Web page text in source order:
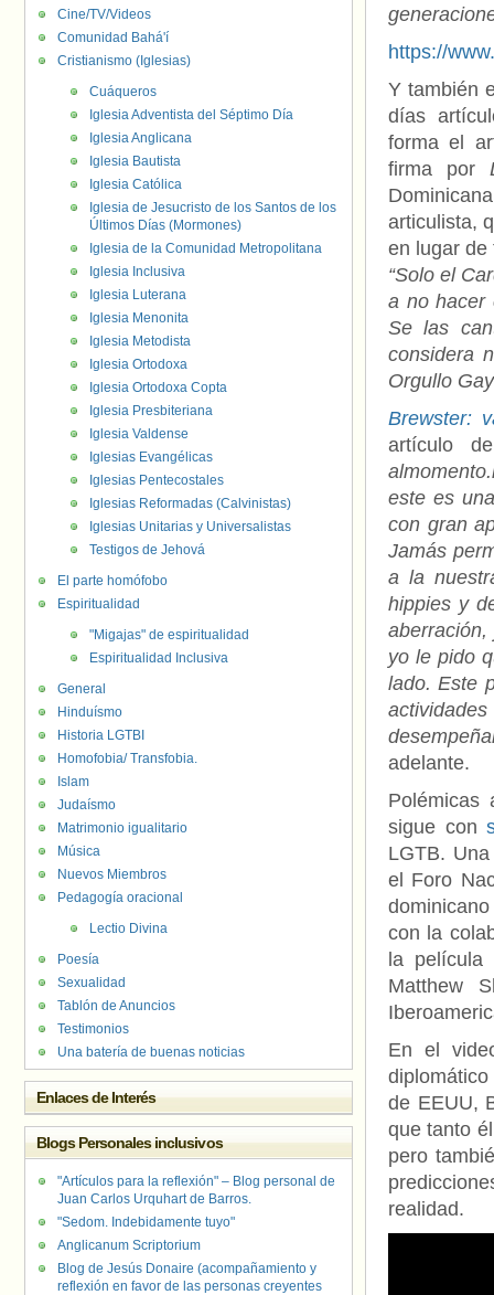
https://
Y también
días
forma el
firma por
articulista,
en lugar
“Solo el
a no hacer
Se las
considera
Orgullo
Brewster:
artículo
este es
con gran
Jamás
a la
hippies y
yo le pido
lado. Este
adelante.
Polémicas
sigue con
LGTB.
el Foro
con la
la película
Matthew
En el
de EEUU,
que tanto
pero
realidad.
Cine/TV/Videos
Comunidad Bahá'í
Cristianismo (Iglesias)
Cuáqueros
Iglesia Adventista del Séptimo Día
Iglesia Anglicana
Iglesia Bautista
Iglesia Católica
Iglesia de Jesucristo de los Santos de los
Últimos Días (Mormones)
Iglesia de la Comunidad Metropolitana
Iglesia Inclusiva
Iglesia Luterana
Iglesia Menonita
Iglesia Metodista
Iglesia Ortodoxa
Iglesia Ortodoxa Copta
Iglesia Presbiteriana
Iglesia Valdense
Iglesias Evangélicas
Iglesias Pentecostales
Iglesias Reformadas (Calvinistas)
Iglesias Unitarias y Universalistas
Testigos de Jehová
El parte homófobo
Espiritualidad
"Migajas" de espiritualidad
Espiritualidad Inclusiva
General
Hinduísmo
Historia LGTBI
Homofobia/ Transfobia.
Islam
Judaísmo
Matrimonio igualitario
Música
Nuevos Miembros
Pedagogía oracional
Lectio Divina
Poesía
Sexualidad
Tablón de Anuncios
Testimonios
Una batería de buenas noticias
Enlaces de Interés
Blogs Personales inclusivos
"Artículos para la reflexión" – Blog personal de
Juan Carlos Urquhart de Barros.
"Sedom. Indebidamente tuyo"
Anglicanum Scriptorium
Blog de Jesús Donaire (acompañamiento y
reflexión en favor de las personas creyentes